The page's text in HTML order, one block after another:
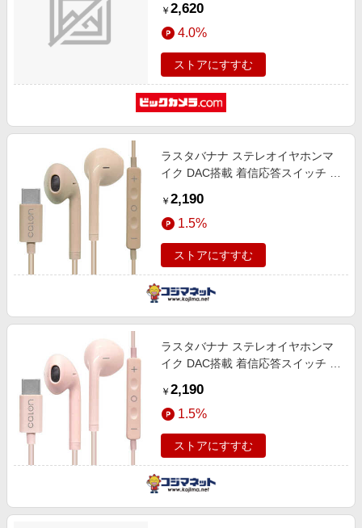
PD対応 USB充電ポート付 通話対応
【 USB Type-C 音声出力対応
iPhone Android iPad MacBook 等
】 ホワイト ホワイト MPA-
C35DPDSMWH
￥ 2,620
4.0%
ストアにすすむ
ラスタバナナ ステレオイヤホンマ
イク DAC搭載 着信応答スイッチ 有
トープ RESMSCD04TA
￥ 2,190
1.5%
ストアにすすむ
ラスタバナナ ステレオイヤホンマ
イク DAC搭載 着信応答スイッチ 有
スモーキーピンク
RESMSCD04SPK
￥ 2,190
1.5%
ストアにすすむ